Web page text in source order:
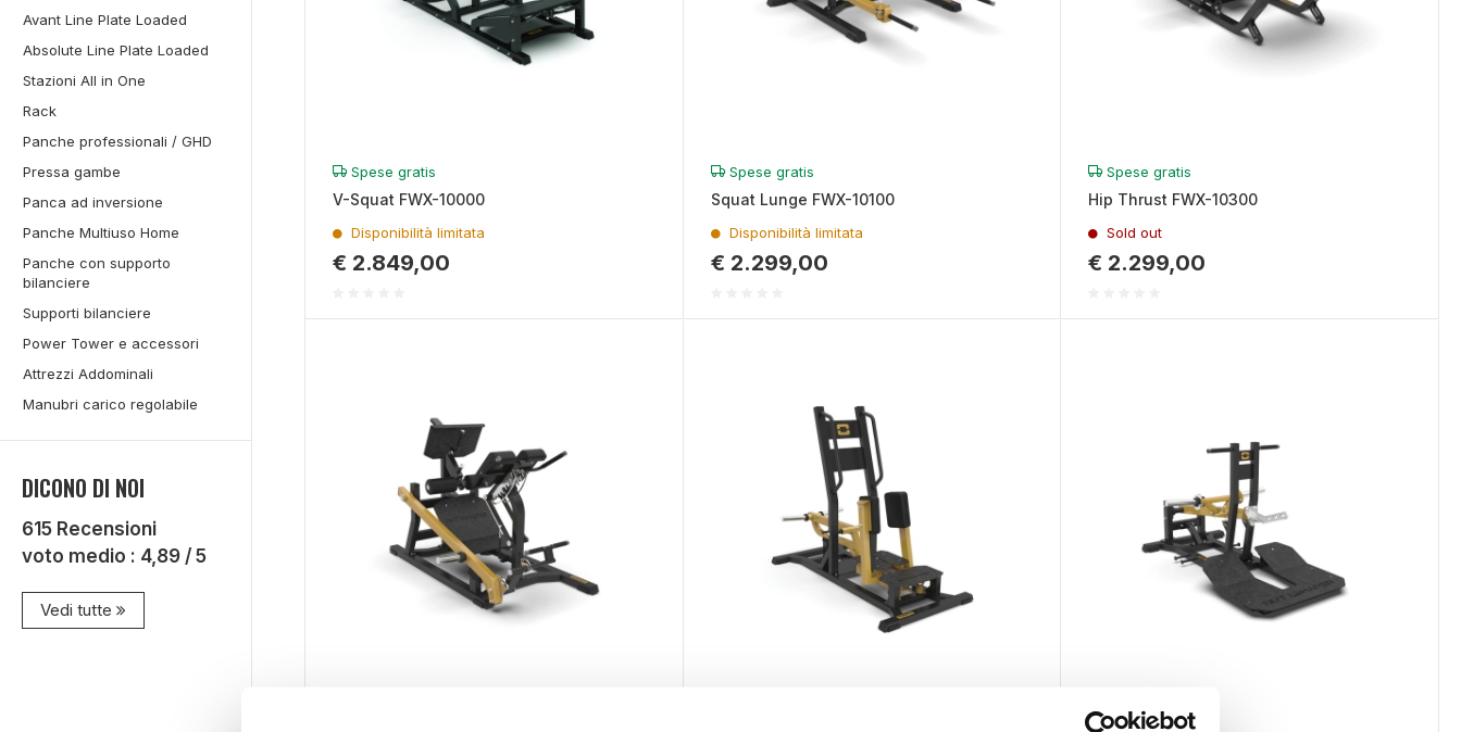
Avant Line Plate Loaded
Absolute Line Plate Loaded
Stazioni All in One
Rack
Panche professionali / GHD
Pressa gambe
Panca ad inversione
Panche Multiuso Home
Panche con supporto
bilanciere
Supporti bilanciere
Power Tower e accessori
Attrezzi Addominali
Manubri carico regolabile
DICONO DI NOI
615 Recensioni
voto medio : 4,89 / 5
Vedi tutte
Spese gratis
V-Squat FWX-10000
Disponibilità limitata
€ 2.849,00
Spese gratis
Squat Lunge FWX-10100
Disponibilità limitata
€ 2.299,00
Spese gratis
Hip Thrust FWX-10300
Sold out
€ 2.299,00